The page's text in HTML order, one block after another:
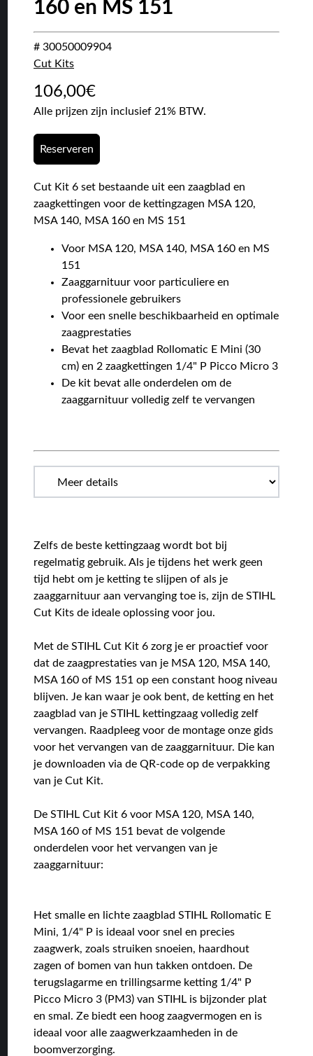
160 en MS 151
# 30050009904
Cut Kits
106,00€
Alle prijzen zijn inclusief 21% BTW.
Reserveren
Cut Kit 6 set bestaande uit een zaagblad en
zaagkettingen voor de kettingzagen MSA 120,
MSA 140, MSA 160 en MS 151
Voor MSA 120, MSA 140, MSA 160 en MS
151
Zaaggarnituur voor particuliere en
professionele gebruikers
Voor een snelle beschikbaarheid en optimale
zaagprestaties
Bevat het zaagblad Rollomatic E Mini (30
cm) en 2 zaagkettingen 1/4" P Picco Micro 3
De kit bevat alle onderdelen om de
zaaggarnituur volledig zelf te vervangen
Zelfs de beste kettingzaag wordt bot bij
regelmatig gebruik. Als je tijdens het werk geen
tijd hebt om je ketting te slijpen of als je
zaaggarnituur aan vervanging toe is, zijn de STIHL
Cut Kits de ideale oplossing voor jou.
Met de STIHL Cut Kit 6 zorg je er proactief voor
dat de zaagprestaties van je MSA 120, MSA 140,
MSA 160 of MS 151 op een constant hoog niveau
blijven. Je kan waar je ook bent, de ketting en het
zaagblad van je STIHL kettingzaag volledig zelf
vervangen. Raadpleeg voor de montage onze gids
voor het vervangen van de zaaggarnituur. Die kan
je downloaden via de QR-code op de verpakking
van je Cut Kit.
De STIHL Cut Kit 6 voor MSA 120, MSA 140,
MSA 160 of MS 151 bevat de volgende
onderdelen voor het vervangen van je
zaaggarnituur:
Het smalle en lichte zaagblad STIHL Rollomatic E
Mini, 1/4" P is ideaal voor snel en precies
zaagwerk, zoals struiken snoeien, haardhout
zagen of bomen van hun takken ontdoen. De
terugslagarme en trillingsarme ketting 1/4" P
Picco Micro 3 (PM3) van STIHL is bijzonder plat
en smal. Ze biedt een hoog zaagvermogen en is
ideaal voor alle zaagwerkzaamheden in de
boomverzorging.